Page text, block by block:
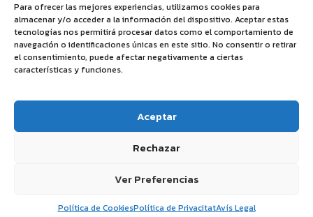
Para ofrecer las mejores experiencias, utilizamos cookies para
almacenar y/o acceder a la información del dispositivo. Aceptar estas
tecnologías nos permitirá procesar datos como el comportamiento de
navegación o identificaciones únicas en este sitio. No consentir o retirar
el consentimiento, puede afectar negativamente a ciertas
características y funciones.
Aceptar
Rechazar
Ver Preferencias
Política de CookiesPolítica de PrivacitatAvís Legal
Política de Privacidad-Aviso Legal-Política de Cookies